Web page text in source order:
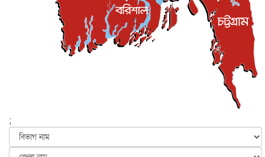
সিলেটের কন্যা মোহিনী রশিদ এনওয়াইপিডির উচ্চপদস্থ কর্মকর্তা
দেশজুড়ে ৬ আগস্ট, ২০২৬
আজ থেকে সবার জন্য উন্মুক্ত জুলাই স্মৃতি জাদুঘর
৬ আগস্ট, ২০২৬
৬ আগস্ট, ২০২৬
জুলাইয়ের কৃতিত্ব নেওয়ার জন্য সবাই প্রতিযোগিতায় নেমেছে :
৬ আগস্ট, ২০২৬
;